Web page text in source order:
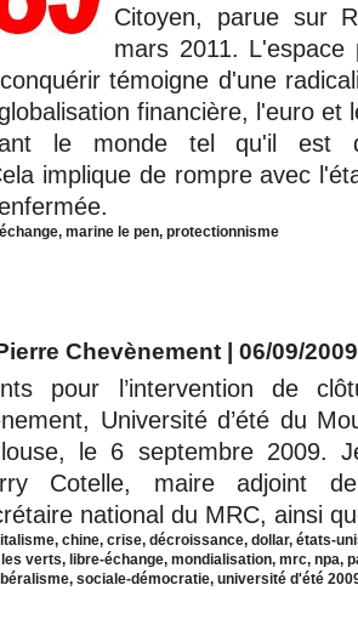
Citoyen, parue sur
mars 2011. L'espace
témoigne d'une
financière, l'euro et
le monde tel qu'il est
implique de rompre avec
, marine le pen, protectionnisme
Chevènement | 06/09/2009
pour l’intervention de
Université d’été du
le 6 septembre 2009.
Cotelle, maire adjoint
national du MRC, ainsi
, chine, crise, décroissance, dollar, états-
les verts, libre-échange, mondialisation, mrc, npa,
, sociale-démocratie, université d'été